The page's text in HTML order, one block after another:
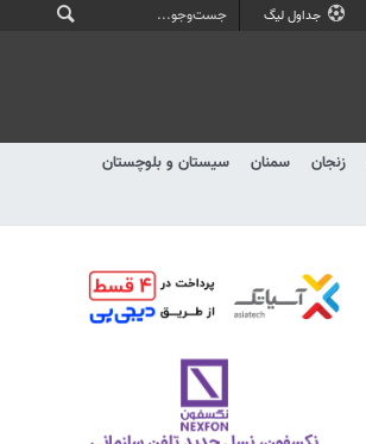
جداول لیگ
زنجان سمنان
سیستان و بلوچستان